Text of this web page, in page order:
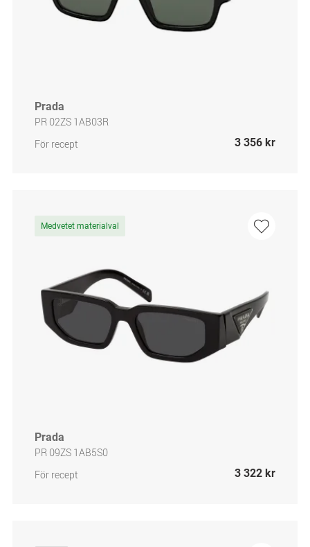
Prada
PR 02ZS 1AB03R
För recept
3 356 kr
Medvetet materialval
Prada
PR 09ZS 1AB5S0
För recept
3 322 kr